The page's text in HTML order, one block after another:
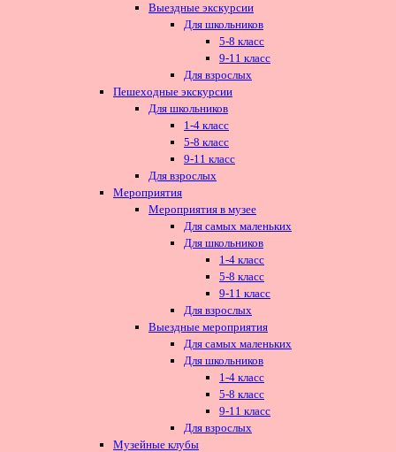
Выездные экскурсии
Для школьников
5-8 класс
9-11 класс
Для взрослых
Пешеходные экскурсии
Для школьников
1-4 класс
5-8 класс
9-11 класс
Для взрослых
Мероприятия
Мероприятия в музее
Для самых маленьких
Для школьников
1-4 класс
5-8 класс
9-11 класс
Для взрослых
Выездные мероприятия
Для самых маленьких
Для школьников
1-4 класс
5-8 класс
9-11 класс
Для взрослых
Музейные клубы